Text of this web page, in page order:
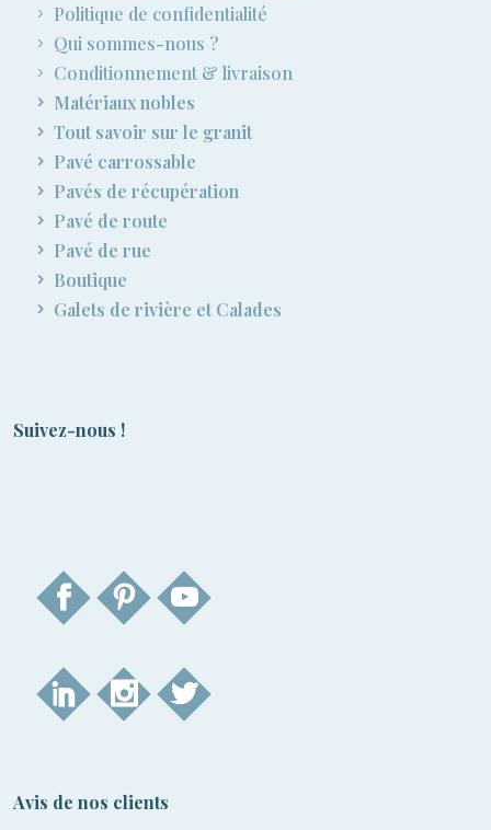
Politique de confidentialité
Qui sommes-nous ?
Conditionnement & livraison
Matériaux nobles
Tout savoir sur le granit
Pavé carrossable
Pavés de récupération
Pavé de route
Pavé de rue
Boutique
Galets de rivière et Calades
Suivez-nous !
Avis de nos clients